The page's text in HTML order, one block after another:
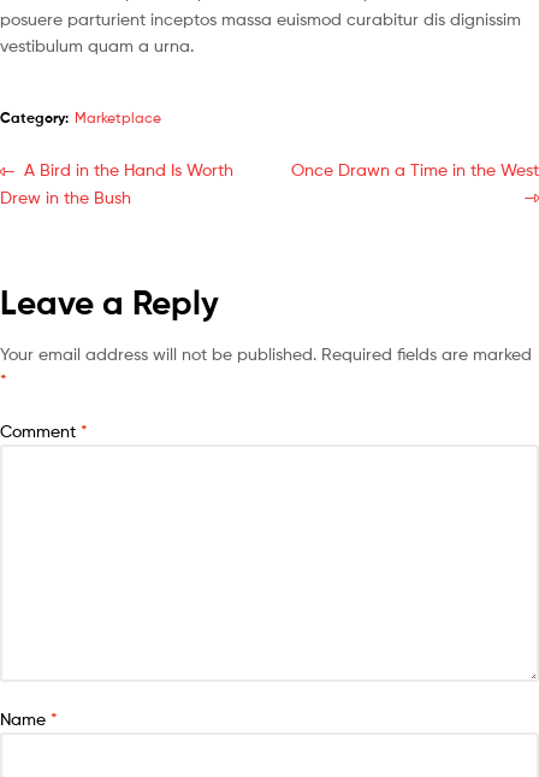
posuere parturient inceptos massa euismod curabitur dis dignissim
vestibulum quam a urna.
Category: Marketplace
A Bird in the Hand Is Worth
Drew in the Bush
Once Drawn a Time in the West
Leave a Reply
Your email address will not be published. Required fields are marked
*
Comment *
Name *